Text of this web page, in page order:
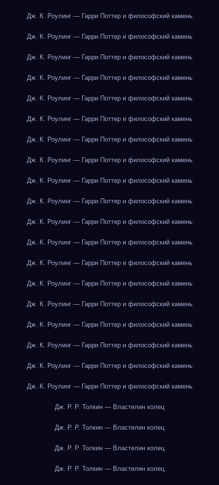
Дж. К. Роулинг — Гарри Поттер и философский камень
Дж. К. Роулинг — Гарри Поттер и философский камень
Дж. К. Роулинг — Гарри Поттер и философский камень
Дж. К. Роулинг — Гарри Поттер и философский камень
Дж. К. Роулинг — Гарри Поттер и философский камень
Дж. К. Роулинг — Гарри Поттер и философский камень
Дж. К. Роулинг — Гарри Поттер и философский камень
Дж. К. Роулинг — Гарри Поттер и философский камень
Дж. К. Роулинг — Гарри Поттер и философский камень
Дж. К. Роулинг — Гарри Поттер и философский камень
Дж. К. Роулинг — Гарри Поттер и философский камень
Дж. К. Роулинг — Гарри Поттер и философский камень
Дж. К. Роулинг — Гарри Поттер и философский камень
Дж. К. Роулинг — Гарри Поттер и философский камень
Дж. К. Роулинг — Гарри Поттер и философский камень
Дж. К. Роулинг — Гарри Поттер и философский камень
Дж. К. Роулинг — Гарри Поттер и философский камень
Дж. К. Роулинг — Гарри Поттер и философский камень
Дж. К. Роулинг — Гарри Поттер и философский камень
Дж. Р. Р. Толкин — Властелин колец
Дж. Р. Р. Толкин — Властелин колец
Дж. Р. Р. Толкин — Властелин колец
Дж. Р. Р. Толкин — Властелин колец